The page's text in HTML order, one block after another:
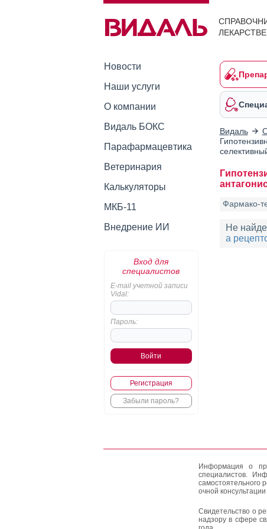
Новости
Наши услуги
О компании
Видаль БОКС
Парафармацевтика
Ветеринария
Калькуляторы
МКБ-11
Внедрение ИИ
Вход для
специалистов
E-mail учетной записи
Vidal:
Пароль:
Регистрация
Забыли пароль?
Видаль
Фармако-
Не
а
Информация о
специалистов.
самостоятельного
очной
Свидетельство о
надзору в сфере